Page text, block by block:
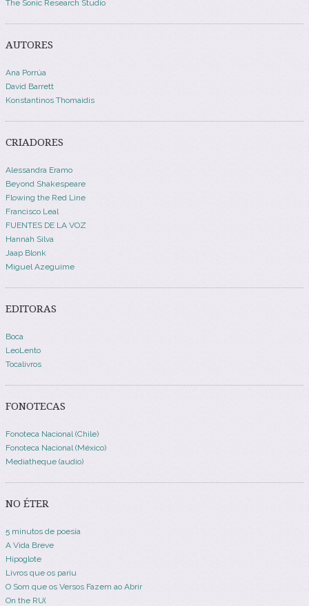
The Sonic Research Studio
AUTORES
Ana Porrúa
David Barrett
Konstantinos Thomaidis
CRIADORES
Alessandra Eramo
Beyond Shakespeare
Flowing the Red Line
Francisco Leal
FUENTES DE LA VOZ
Hannah Silva
Jaap Blonk
Miguel Azeguime
EDITORAS
Boca
LeoLento
Tocalivros
FONOTECAS
Fonoteca Nacional (Chile)
Fonoteca Nacional (México)
Mediatheque (audio)
NO ÉTER
5 minutos de poesia
A Vida Breve
Hipoglote
Livros que os pariu
O Som que os Versos Fazem ao Abrir
On the RU(